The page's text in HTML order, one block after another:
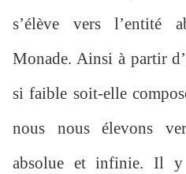
s’élève vers l’entité
Monade. Ainsi à partir
si faible soit-elle
nous nous élevons
absolue et infinie. Il y